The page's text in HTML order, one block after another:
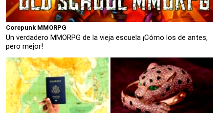
Corepunk MMORPG
Un verdadero MMORPG de la vieja escuela ¡Cómo los de antes,
pero mejor!